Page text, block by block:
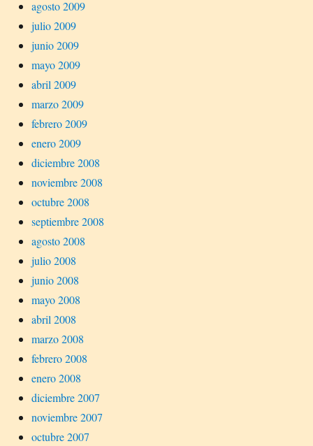
agosto 2009
julio 2009
junio 2009
mayo 2009
abril 2009
marzo 2009
febrero 2009
enero 2009
diciembre 2008
noviembre 2008
octubre 2008
septiembre 2008
agosto 2008
julio 2008
junio 2008
mayo 2008
abril 2008
marzo 2008
febrero 2008
enero 2008
diciembre 2007
noviembre 2007
octubre 2007